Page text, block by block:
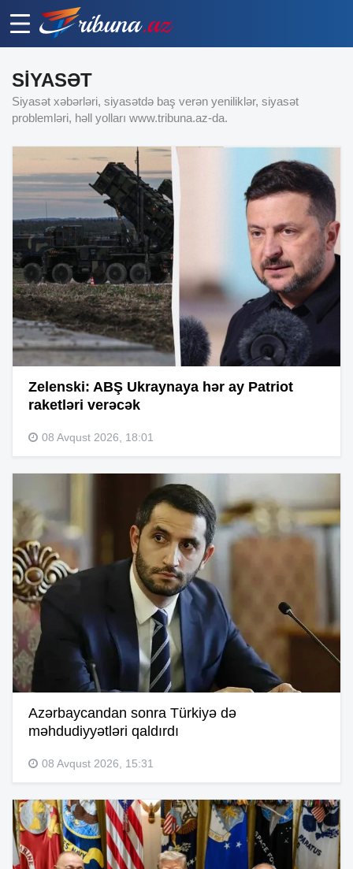
SIYASƏT
Siyasət xəbərləri, siyasətdə baş verən yeniliklər, siyasət
problemləri, həll yolları www.tribuna.az-da.
Zelenski: ABŞ Ukraynaya hər ay Patriot
raketləri verəcək
08 Avqust 2026, 18:01
Azərbaycandan sonra Türkiyə də
məhdudiyyətləri qaldırdı
08 Avqust 2026, 15:31